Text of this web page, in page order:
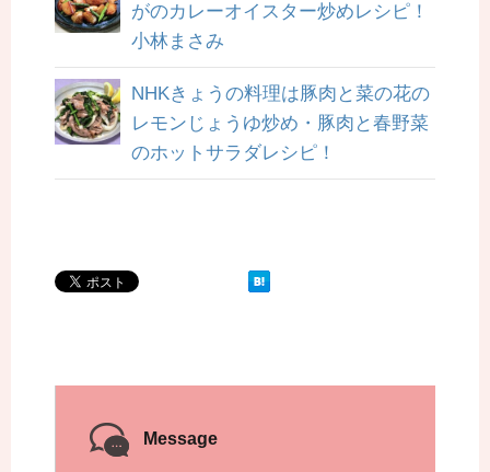
がのカレーオイスター炒めレシピ！
小林まさみ
NHKきょうの料理は豚肉と菜の花の
レモンじょうゆ炒め・豚肉と春野菜
のホットサラダレシピ！
Message